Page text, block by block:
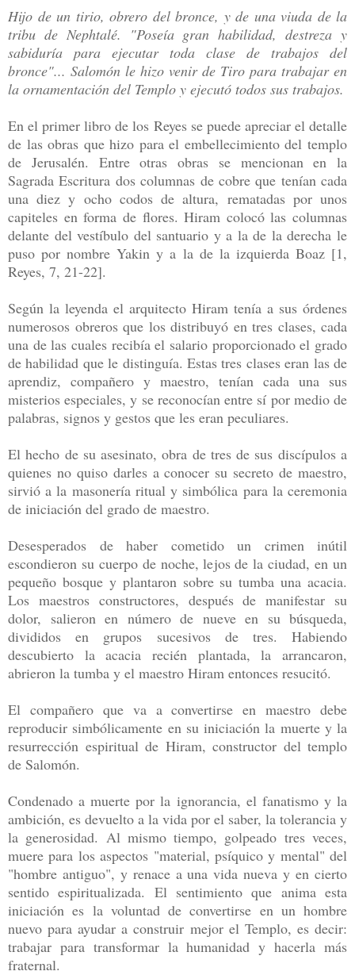
Hijo de un tirio, obrero del bronce, y de una viuda de la
tribu de Nephtalé. "Poseía gran habilidad, destreza y
sabiduría para ejecutar toda clase de trabajos del
bronce"... Salomón le hizo venir de Tiro para trabajar en
la ornamentación del Templo y ejecutó todos sus trabajos.
En el primer libro de los Reyes se puede apreciar el detalle
de las obras que hizo para el embellecimiento del templo
de Jerusalén. Entre otras obras se mencionan en la
Sagrada Escritura dos columnas de cobre que tenían cada
una diez y ocho codos de altura, rematadas por unos
capiteles en forma de flores. Hiram colocó las columnas
delante del vestíbulo del santuario y a la de la derecha le
puso por nombre Yakin y a la de la izquierda Boaz [1,
Reyes, 7, 21-22].
Según la leyenda el arquitecto Hiram tenía a sus órdenes
numerosos obreros que los distribuyó en tres clases, cada
una de las cuales recibía el salario proporcionado el grado
de habilidad que le distinguía. Estas tres clases eran las de
aprendiz, compañero y maestro, tenían cada una sus
misterios especiales, y se reconocían entre sí por medio de
palabras, signos y gestos que les eran peculiares.
El hecho de su asesinato, obra de tres de sus discípulos a
quienes no quiso darles a conocer su secreto de maestro,
sirvió a la masonería ritual y simbólica para la ceremonia
de iniciación del grado de maestro.
Desesperados de haber cometido un crimen inútil
escondieron su cuerpo de noche, lejos de la ciudad, en un
pequeño bosque y plantaron sobre su tumba una acacia.
Los maestros constructores, después de manifestar su
dolor, salieron en número de nueve en su búsqueda,
divididos en grupos sucesivos de tres. Habiendo
descubierto la acacia recién plantada, la arrancaron,
abrieron la tumba y el maestro Hiram entonces resucitó.
El compañero que va a convertirse en maestro debe
reproducir simbólicamente en su iniciación la muerte y la
resurrección espiritual de Hiram, constructor del templo
de Salomón.
Condenado a muerte por la ignorancia, el fanatismo y la
ambición, es devuelto a la vida por el saber, la tolerancia y
la generosidad. Al mismo tiempo, golpeado tres veces,
muere para los aspectos "material, psíquico y mental" del
"hombre antiguo", y renace a una vida nueva y en cierto
sentido espiritualizada. El sentimiento que anima esta
iniciación es la voluntad de convertirse en un hombre
nuevo para ayudar a construir mejor el Templo, es decir:
trabajar para transformar la humanidad y hacerla más
fraternal.